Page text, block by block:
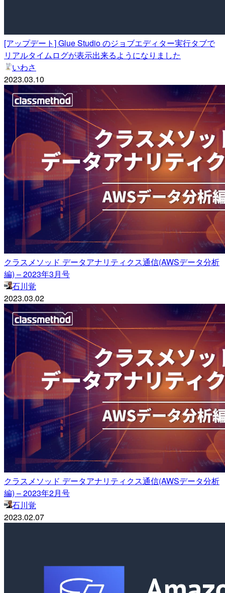
[アップデート] Glue Studio のジョブエディター実行タブで
リアルタイムログが表示出来るようになりました
いわさ
2023.03.10
クラスメソッド データアナリティクス通信(AWSデータ分析
編) – 2023年3月号
石川覚
2023.03.02
クラスメソッド データアナリティクス通信(AWSデータ分析
編) – 2023年2月号
石川覚
2023.02.07